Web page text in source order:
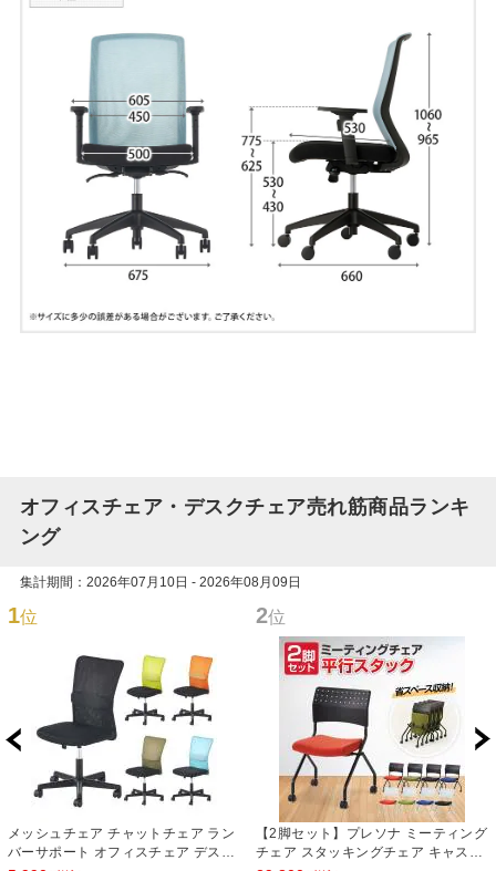
オフィスチェア・デスクチェア売れ筋商品ランキ
ング
集計期間：2026年07月10日 - 2026年08月09日
1位
メッシュチェア チャットチェア ラン
バーサポート オフィスチェア デスク
2位
【2脚セット】プレソナ ミーティング
チェア スタッキングチェア キャスタ